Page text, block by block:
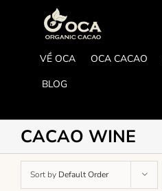
VỀ OCA OCA CACAO
BLOG
CACAO WINE
Sort by Default Order